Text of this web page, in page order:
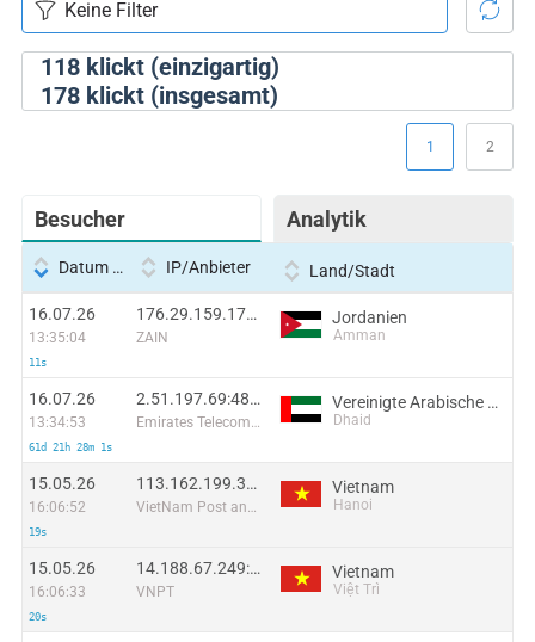
118klickt (einzigartig)
178klickt (insgesamt)
Besucher Analytik
1 2
Datum und Uhrzeit IP/Anbieter Land/Stadt
16.07.26
13:35:04
11s
176.29.159.178:13903
ZAIN
Jordanien
Amman
16.07.26
13:34:53
61d 21h 28m 1s
2.51.197.69:48280
Emirates Telecommunications Corporation
Vereinigte Arabische Emirate
Dhaid
15.05.26
16:06:52
19s
113.162.199.31:46658
VietNam Post and Telecom Corporation
Vietnam
Hanoi
15.05.26
16:06:33
20s
14.188.67.249:49132
VNPT
Vietnam
Việt Trì